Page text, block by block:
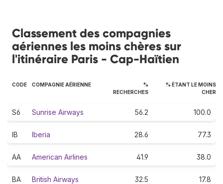
Classement des compagnies
aériennes les moins chères sur
l'itinéraire Paris - Cap-Haïtien
CODE COMPAGNIE AÉRIENNE
%
RECHERCHES
% ÉTANT LE MOINS
CHER
S6 Sunrise Airways 56.2 100.0
IB Iberia 28.6 77.3
AA American Airlines 41.9 38.0
BA British Airways 32.5 17.8